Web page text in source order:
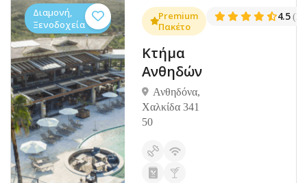
(1381)
Διαμονή,
Ξενοδοχεία
Premium
Πακέτο
Κτήμα
Ανθηδών
Ανθηδόνα,
Χαλκίδα 341
50
4.5